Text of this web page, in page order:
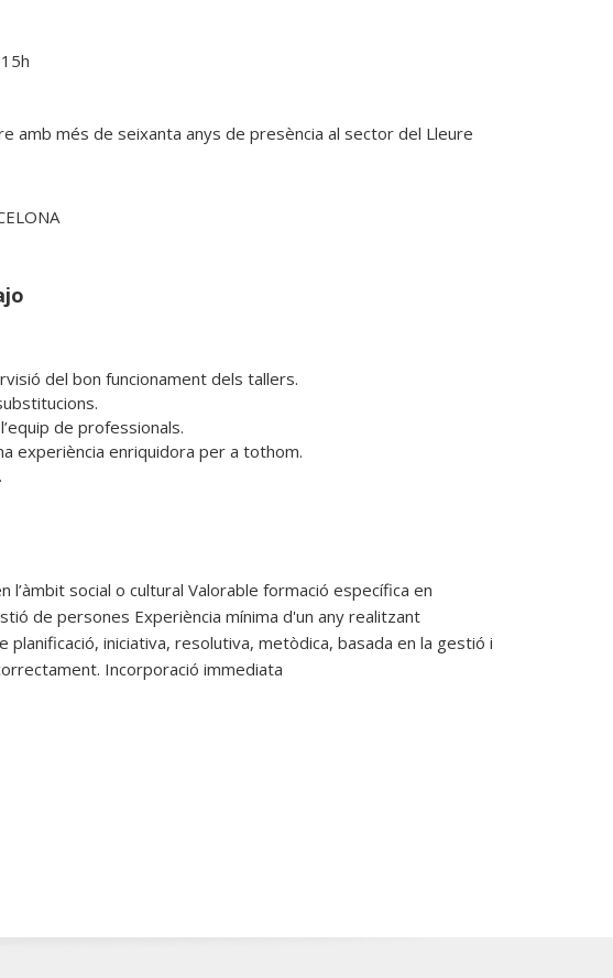
amb més de seixanta anys de presència al sector del Lleure
del bon funcionament dels tallers.
de professionals.
experiència enriquidora per a tothom.
l’àmbit social o cultural Valorable formació específica en
de persones Experiència mínima d'un any realitzant
iniciativa, resolutiva, metòdica, basada en la gestió i
Incorporació immediata